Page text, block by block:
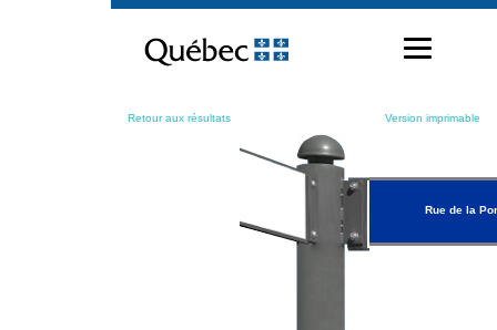
contenu
Retour aux résultats Version imprimable
Rue de la